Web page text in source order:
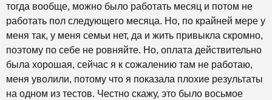
тогда вообще, можно было работать месяц и потом не
работать пол следующего месяца. Но, по крайней мере у
меня так, у меня семьи нет, да и жить привыкла скромно,
поэтому по себе не ровняйте. Но, оплата действительно
была хорошая, сейчас я к сожалению там не работаю,
меня уволили, потому что я показала плохие результаты
на одном из тестов. Честно скажу, это было восьмое